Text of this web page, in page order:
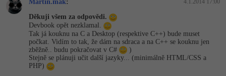
Martin.mak: 4.1.2014 17:00
Děkuji všem za odpovědi.
Devbook opět nezklamal.
Tak já kouknu na C a Desktop (respektive C++) bude muset
počkat. Vidím to tak, že dám na sdraca a na C++ se kouknu jen
zběžně.. budu pokračovat v C#
)
Stejně se plánuji učit další jazyky... (minimálně HTML/CSS a
PHP)